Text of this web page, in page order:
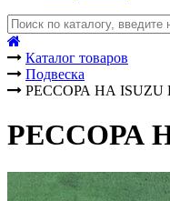
Каталог товаров
Подвеска
РЕССОРА НА ISUZU
РЕССОРА